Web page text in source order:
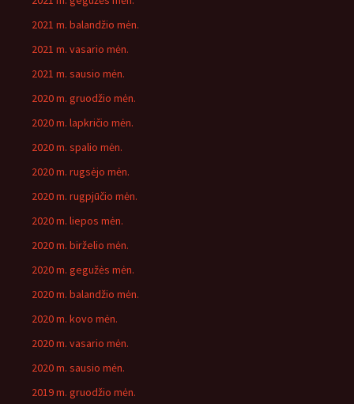
2021 m. balandžio mėn.
2021 m. vasario mėn.
2021 m. sausio mėn.
2020 m. gruodžio mėn.
2020 m. lapkričio mėn.
2020 m. spalio mėn.
2020 m. rugsėjo mėn.
2020 m. rugpjūčio mėn.
2020 m. liepos mėn.
2020 m. birželio mėn.
2020 m. gegužės mėn.
2020 m. balandžio mėn.
2020 m. kovo mėn.
2020 m. vasario mėn.
2020 m. sausio mėn.
2019 m. gruodžio mėn.